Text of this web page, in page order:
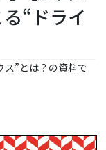
“ドライ
ス”とは？の資料で